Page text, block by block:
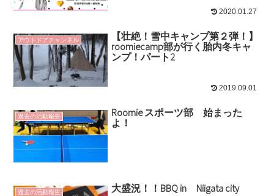
2020.01.27
アウトドアチャンネル
【壮絶！雪中キャンプ第２弾！】
roomiecamp部が行く胎内冬キャ
ンプ！パート2
2019.09.01
過去の活動報告
Roomie スポーツ部 始まった
よ！
過去の活動報告 大盛況！！BBQ in Niigata city